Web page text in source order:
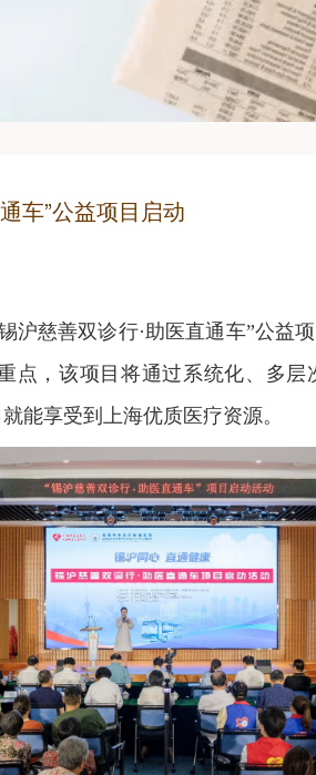
车”公益项目启动
沪慈善双诊行·助医直通车”公益
点，该项目将通过系统化、多
能享受到上海优质医疗资源。